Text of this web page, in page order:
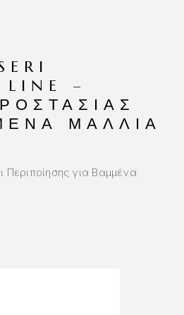
LINE –
ΜΑΛΛΙΆ
Περιποίησης για Βαμμένα